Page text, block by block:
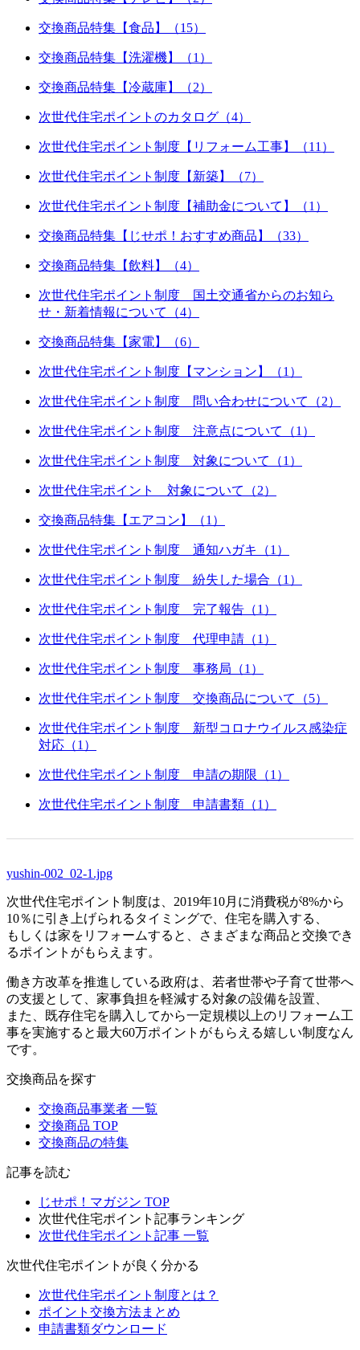
交換商品特集【食品】（15）
交換商品特集【洗濯機】（1）
交換商品特集【冷蔵庫】（2）
次世代住宅ポイントのカタログ（4）
次世代住宅ポイント制度【リフォーム工事】（11）
次世代住宅ポイント制度【新築】（7）
次世代住宅ポイント制度【補助金について】（1）
交換商品特集【じせポ！おすすめ商品】（33）
交換商品特集【飲料】（4）
次世代住宅ポイント制度 国土交通省からのお知ら
せ・新着情報について（4）
交換商品特集【家電】（6）
次世代住宅ポイント制度【マンション】（1）
次世代住宅ポイント制度 問い合わせについて（2）
次世代住宅ポイント制度 注意点について（1）
次世代住宅ポイント制度 対象について（1）
次世代住宅ポイント 対象について（2）
交換商品特集【エアコン】（1）
次世代住宅ポイント制度 通知ハガキ（1）
次世代住宅ポイント制度 紛失した場合（1）
次世代住宅ポイント制度 完了報告（1）
次世代住宅ポイント制度 代理申請（1）
次世代住宅ポイント制度 事務局（1）
次世代住宅ポイント制度 交換商品について（5）
次世代住宅ポイント制度 新型コロナウイルス感染症
対応（1）
次世代住宅ポイント制度 申請の期限（1）
次世代住宅ポイント制度 申請書類（1）
yushin-002_02-1.jpg
次世代住宅ポイント制度は、2019年10月に消費税が8%から
10％に引き上げられるタイミングで、住宅を購入する、
もしくは家をリフォームすると、さまざまな商品と交換でき
るポイントがもらえます。
働き方改革を推進している政府は、若者世帯や子育て世帯へ
の支援として、家事負担を軽減する対象の設備を設置、
また、既存住宅を購入してから一定規模以上のリフォーム工
事を実施すると最大60万ポイントがもらえる嬉しい制度なん
です。
交換商品を探す
交換商品事業者 一覧
交換商品 TOP
交換商品の特集
記事を読む
じせポ！マガジン TOP
次世代住宅ポイント記事ランキング
次世代住宅ポイント記事 一覧
次世代住宅ポイントが良く分かる
次世代住宅ポイント制度とは？
ポイント交換方法まとめ
申請書類ダウンロード